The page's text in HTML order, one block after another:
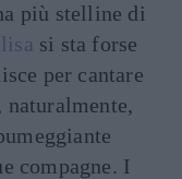
più stelline di
si sta forse
per cantare
naturalmente,
compagne. I